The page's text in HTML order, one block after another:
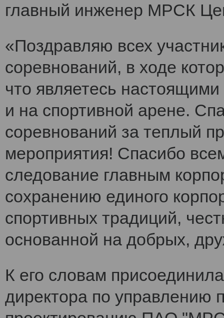
главный инженер МРСК
«Поздравляю всех
соревнований, в ходе
что являетесь
и на спортивной арене.
соревнований за теплый
мероприятия! Спасибо
следование главным
сохранению единого
спортивных традиций,
основанной на добрых,
К его словам
директора по управлению